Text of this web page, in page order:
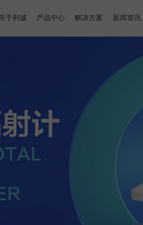
于利诚 产品中心 解决方案 新闻资讯